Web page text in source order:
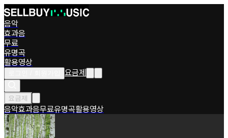
음악
효과음
무료
유명곡
활용영상
요금제
요금제
음악효과음무료유명곡활용영상